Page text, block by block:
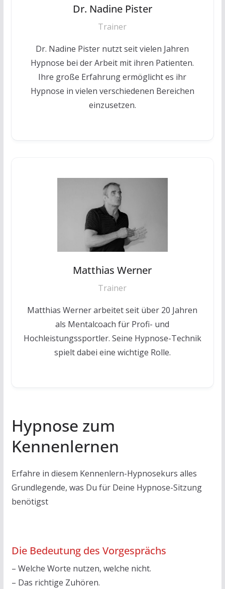
Dr. Nadine Pister
Trainer
Dr. Nadine Pister nutzt seit vielen Jahren
Hypnose bei der Arbeit mit ihren Patienten.
Ihre große Erfahrung ermöglicht es ihr
Hypnose in vielen verschiedenen Bereichen
einzusetzen.
Matthias Werner
Trainer
Matthias Werner arbeitet seit über 20 Jahren
als Mentalcoach für Profi- und
Hochleistungssportler. Seine Hypnose-Technik
spielt dabei eine wichtige Rolle.
Hypnose zum
Kennenlernen
Erfahre in diesem Kennenlern-Hypnosekurs alles
Grundlegende, was Du für Deine Hypnose-Sitzung
benötigst
Die Bedeutung des Vorgesprächs
– Welche Worte nutzen, welche nicht.
– Das richtige Zuhören.